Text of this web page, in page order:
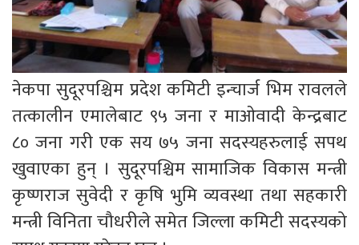
नेकपा सुदूरपश्चिम प्रदेश कमिटी इन्चार्ज भिम रावलले
तत्कालीन एमालेबाट ९५ जना र माओवादी केन्द्रबाट
८० जना गरी एक सय ७५ जना सदस्यहरुलाई सपथ
खुवाएका हुन् । सुदूरपश्चिम सामाजिक विकास मन्त्री
कृष्णराज सुवेदी र कृषि भुमि व्यवस्था तथा सहकारी
मन्त्री विनिता चौधरीले समेत जिल्ला कमिटी सदस्यको